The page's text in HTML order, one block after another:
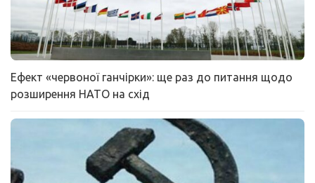
Ефект «червоної ганчірки»: ще раз до питання щодо
розширення НАТО на схід